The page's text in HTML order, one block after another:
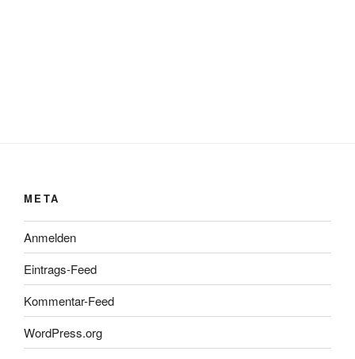
META
Anmelden
Eintrags-Feed
Kommentar-Feed
WordPress.org